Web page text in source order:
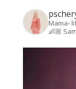
Mama-
👶🏼